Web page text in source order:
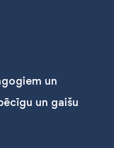
un
un gaišu